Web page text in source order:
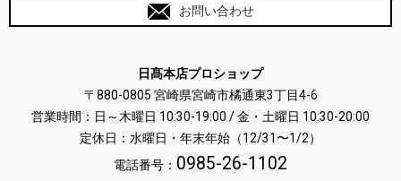
お問い合わせ
日髙本店プロショップ
〒880-0805 宮崎県宮崎市橘通東3丁目4-6
営業時間：日～木曜日 10:30-19:00 / 金・土曜日 10:30-20:00
定休日：水曜日・年末年始（12/31〜1/2）
電話番号： 0985-26-1102